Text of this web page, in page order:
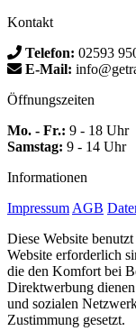
Kontakt
Telefon: 02593
E-Mail:
Öffnungszeiten
Mo. - Fr.: 9 - 18 Uhr
Samstag: 9 - 14 Uhr
Informationen
Impressum AGB
Diese Website
Website erforderlich
die den Komfort bei
Direktwerbung
und sozialen
Zustimmung gesetzt.